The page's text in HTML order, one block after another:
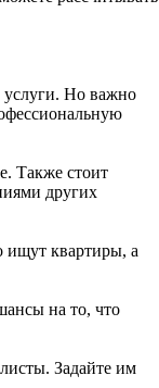
услуги. Но важно
Также стоит
других
ищут квартиры, а
на то, что
Задайте им